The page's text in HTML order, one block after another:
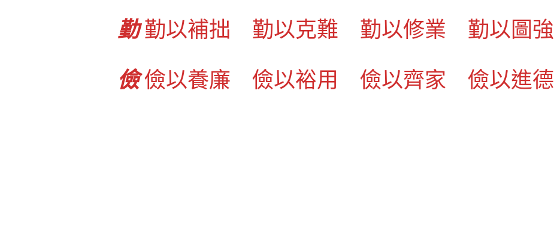
勤勤以補拙 勤以克難 勤以修業 勤以圖強
儉儉以養廉 儉以裕用 儉以齊家 儉以進德